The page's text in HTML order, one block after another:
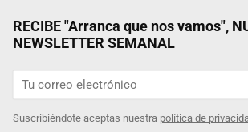
RECIBE "Arranca que nos vamos",
NEWSLETTER SEMANAL
Suscribiéndote aceptas nuestra política de